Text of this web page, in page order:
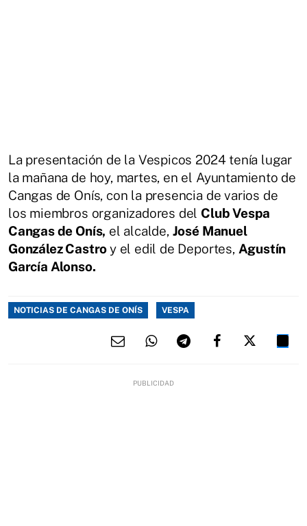
La presentación de la Vespicos 2024 tenía lugar
la mañana de hoy, martes, en el Ayuntamiento de
Cangas de Onís, con la presencia de varios de
los miembros organizadores del Club Vespa
Cangas de Onís, el alcalde, José Manuel
González Castroy el edil de Deportes, Agustín
García Alonso.
NOTICIAS DE CANGAS DE ONÍS VESPA